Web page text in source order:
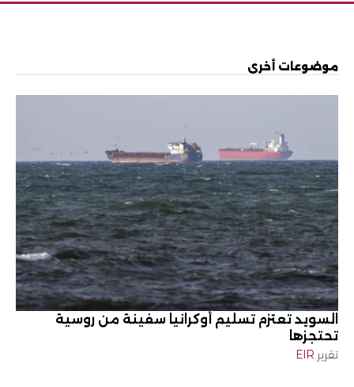
موضوعات أخرى
السويد تعتزم تسليم أوكرانيا سفينة من روسية
تحتجزها
تقرير EIR